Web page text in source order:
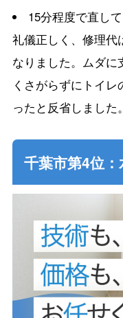
15分程度で直し
礼儀正しく、修理代
なりました。ムダに
くさがらずにトイ
ったと反省しました。
千葉市第4位